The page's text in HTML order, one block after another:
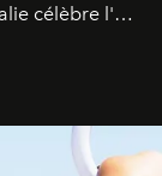
célèbre l'art